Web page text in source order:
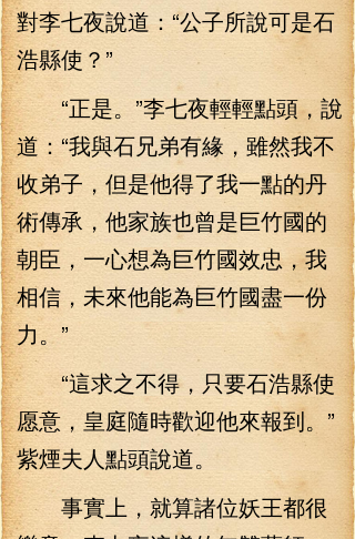
對李七夜說道：“公子所說可是石
浩縣使？”
“正是。”李七夜輕輕點頭，說
道：“我與石兄弟有緣，雖然我不
收弟子，但是他得了我一點的丹
術傳承，他家族也曾是巨竹國的
朝臣，一心想為巨竹國效忠，我
相信，未來他能為巨竹國盡一份
力。”
“這求之不得，只要石浩縣使
愿意，皇庭隨時歡迎他來報到。”
紫煙夫人點頭說道。
事實上，就算諸位妖王都很